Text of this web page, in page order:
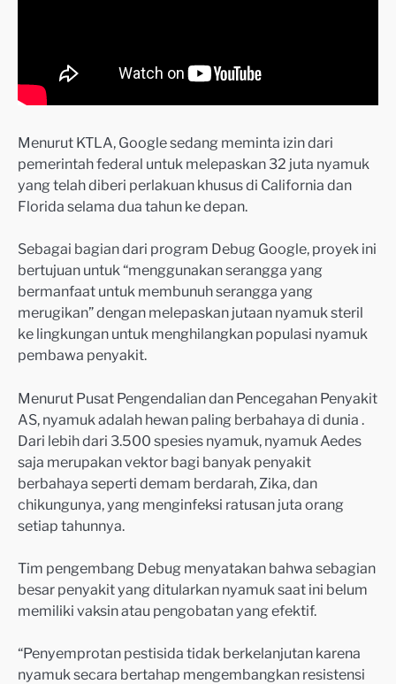
Menurut KTLA, Google sedang meminta izin dari
pemerintah federal untuk melepaskan 32 juta nyamuk
yang telah diberi perlakuan khusus di California dan
Florida selama dua tahun ke depan.
Sebagai bagian dari program Debug Google, proyek ini
bertujuan untuk “menggunakan serangga yang
bermanfaat untuk membunuh serangga yang
merugikan” dengan melepaskan jutaan nyamuk steril
ke lingkungan untuk menghilangkan populasi nyamuk
pembawa penyakit.
Menurut Pusat Pengendalian dan Pencegahan Penyakit
AS, nyamuk adalah hewan paling berbahaya di dunia .
Dari lebih dari 3.500 spesies nyamuk, nyamuk Aedes
saja merupakan vektor bagi banyak penyakit
berbahaya seperti demam berdarah, Zika, dan
chikungunya, yang menginfeksi ratusan juta orang
setiap tahunnya.
Tim pengembang Debug menyatakan bahwa sebagian
besar penyakit yang ditularkan nyamuk saat ini belum
memiliki vaksin atau pengobatan yang efektif.
“Penyemprotan pestisida tidak berkelanjutan karena
nyamuk secara bertahap mengembangkan resistensi